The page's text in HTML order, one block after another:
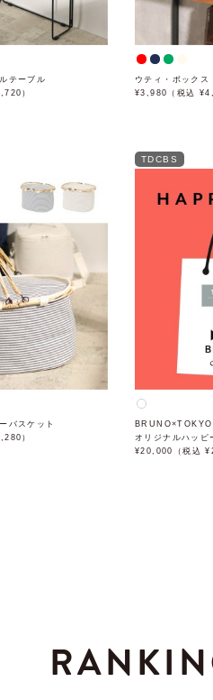
テーブル
）
ウティ・ボックス
¥3,980（税込
バスケット
）
TDCBS
オリジナルハッピ
¥20,000（税込